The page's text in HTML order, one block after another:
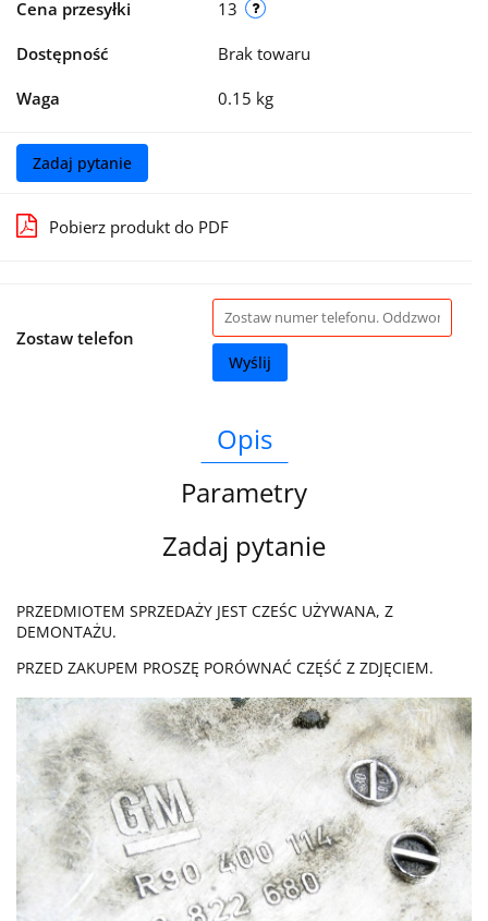
Cena przesyłki 13
Dostępność Brak towaru
Waga 0.15 kg
Zadaj pytanie
Pobierz produkt do PDF
Zostaw telefon
Wyślij
Opis
Parametry
Zadaj pytanie
PRZEDMIOTEM SPRZEDAŻY JEST CZEŚC UŻYWANA, Z
DEMONTAŻU.
PRZED ZAKUPEM PROSZĘ PORÓWNAĆ CZĘŚĆ Z ZDJĘCIEM.